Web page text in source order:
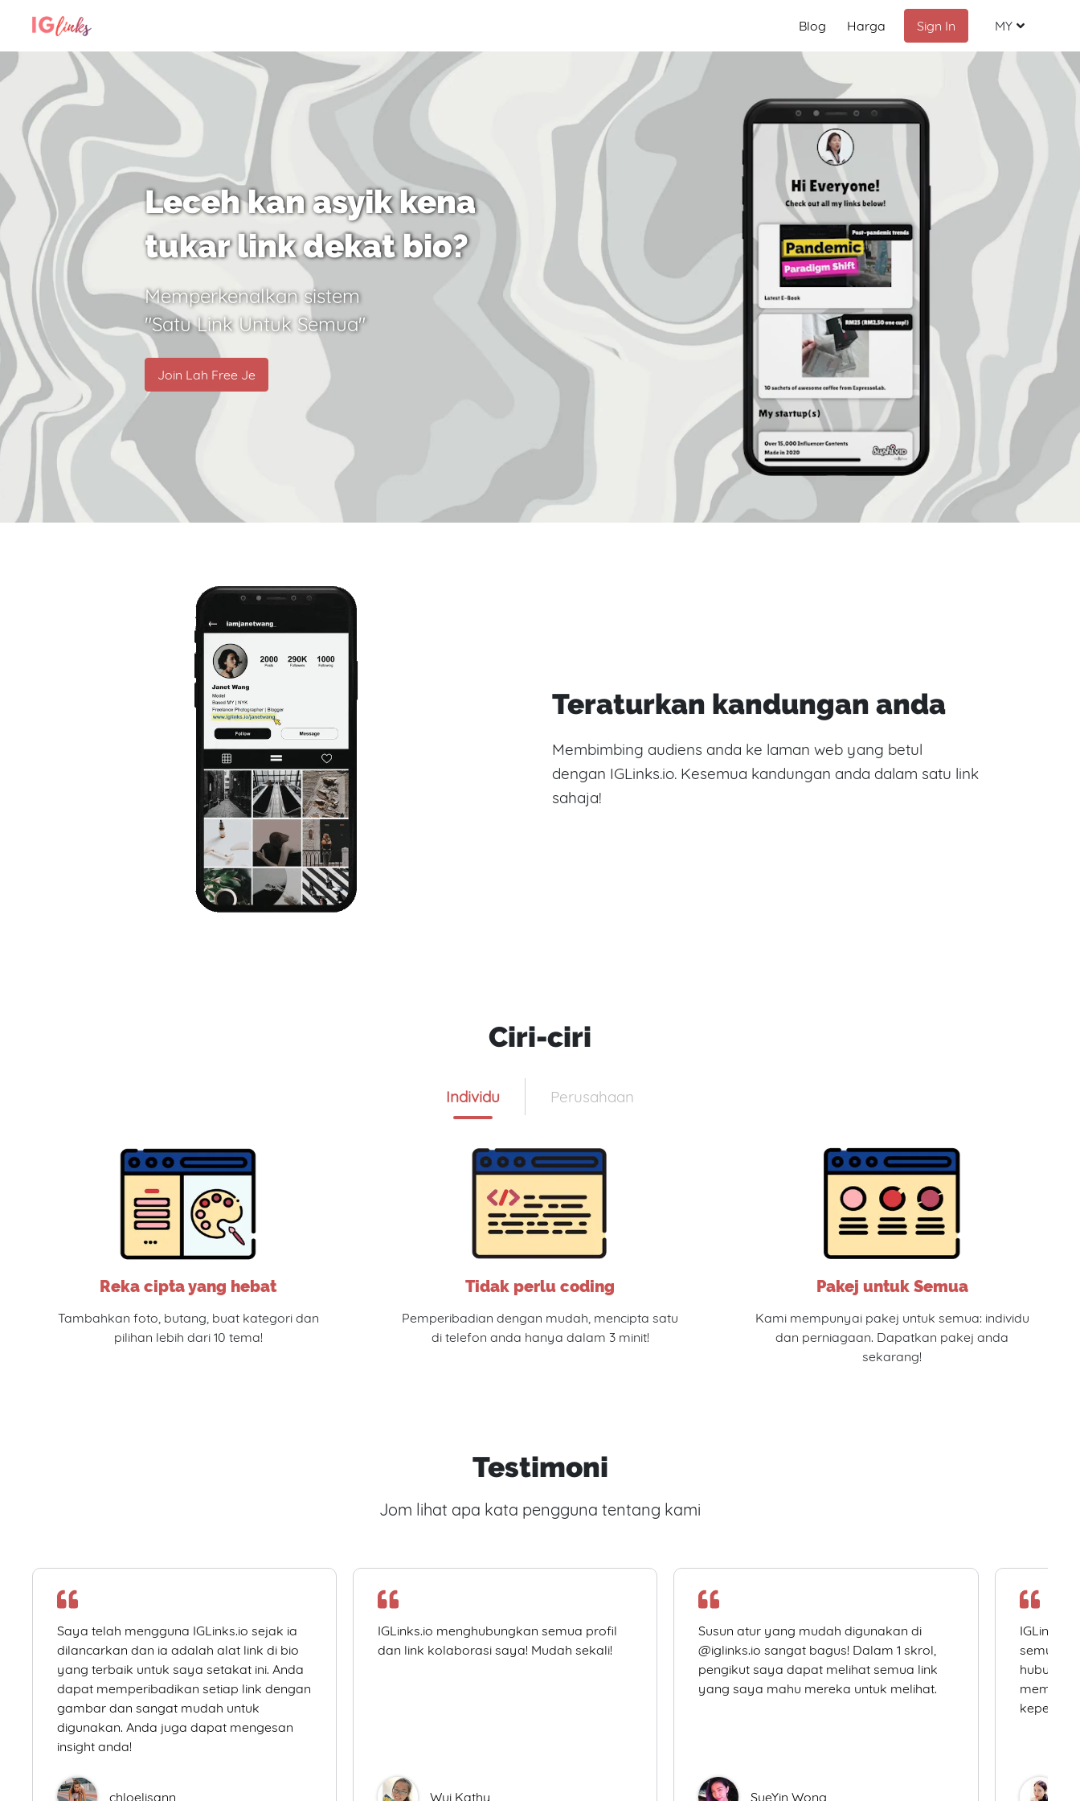
Blog Harga Sign In MY
Malay
English
Chinese
Indonesia
Russian
Leceh kan asyik kena
tukar link dekat bio?
Memperkenalkan sistem
"Satu Link Untuk Semua"
Join Lah Free Je
Teraturkan kandungan anda
Membimbing audiens anda ke laman web yang betul
dengan IGLinks.io. Kesemua kandungan anda dalam satu link
sahaja!
Ciri-ciri
Individu Perusahaan
Reka cipta yang hebat
Tambahkan foto, butang, buat kategori dan
pilihan lebih dari 10 tema!
Tidak perlu coding
Pemperibadian dengan mudah, mencipta satu
di telefon anda hanya dalam 3 minit!
Pakej untuk Semua
Kami mempunyai pakej untuk semua: individu
dan perniagaan. Dapatkan pakej anda
sekarang!
Testimoni
Jom lihat apa kata pengguna tentang kami
Saya telah mengguna IGLinks.io sejak ia
dilancarkan dan ia adalah alat link di bio
yang terbaik untuk saya setakat ini. Anda
dapat memperibadikan setiap link dengan
gambar dan sangat mudah untuk
digunakan. Anda juga dapat mengesan
insight anda!
chloelisann
IGLinks.io menghubungkan semua profil
dan link kolaborasi saya! Mudah sekali!
Wui Kathy
Susun atur yang mudah digunakan di
@iglinks.io sangat bagus! Dalam 1 skrol,
pengikut saya dapat melihat semua link
yang saya mahu mereka untuk melihat.
SueYin Wong
semua